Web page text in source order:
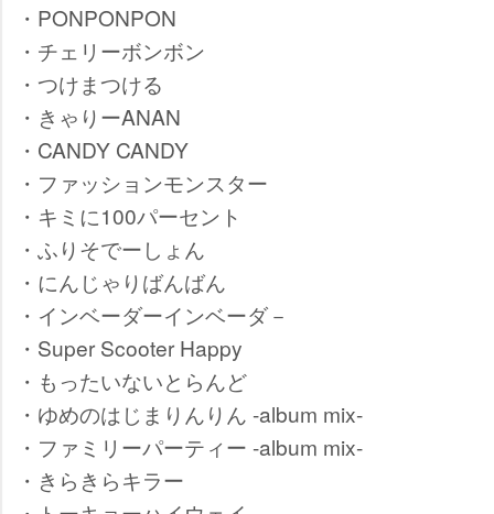
・PONPONPON
・チェリーボンボン
・つけまつける
・きゃりーANAN
・CANDY CANDY
・ファッションモンスター
・キミに100パーセント
・ふりそでーしょん
・にんじゃりばんばん
・インベーダーインベーダ－
・Super Scooter Happy
・もったいないとらんど
・ゆめのはじまりんりん -album mix-
・ファミリーパーティー -album mix-
・きらきらキラー